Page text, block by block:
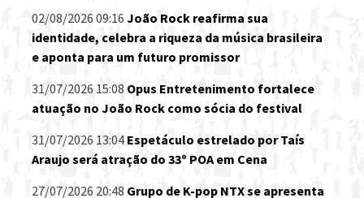
02/08/2026 09:16 João Rock reafirma sua
identidade, celebra a riqueza da música brasileira
e aponta para um futuro promissor
31/07/2026 15:08 Opus Entretenimento fortalece
atuação no João Rock como sócia do festival
31/07/2026 13:04 Espetáculo estrelado por Taís
Araujo será atração do 33º POA em Cena
27/07/2026 20:48 Grupo de K-pop NTX se apresenta